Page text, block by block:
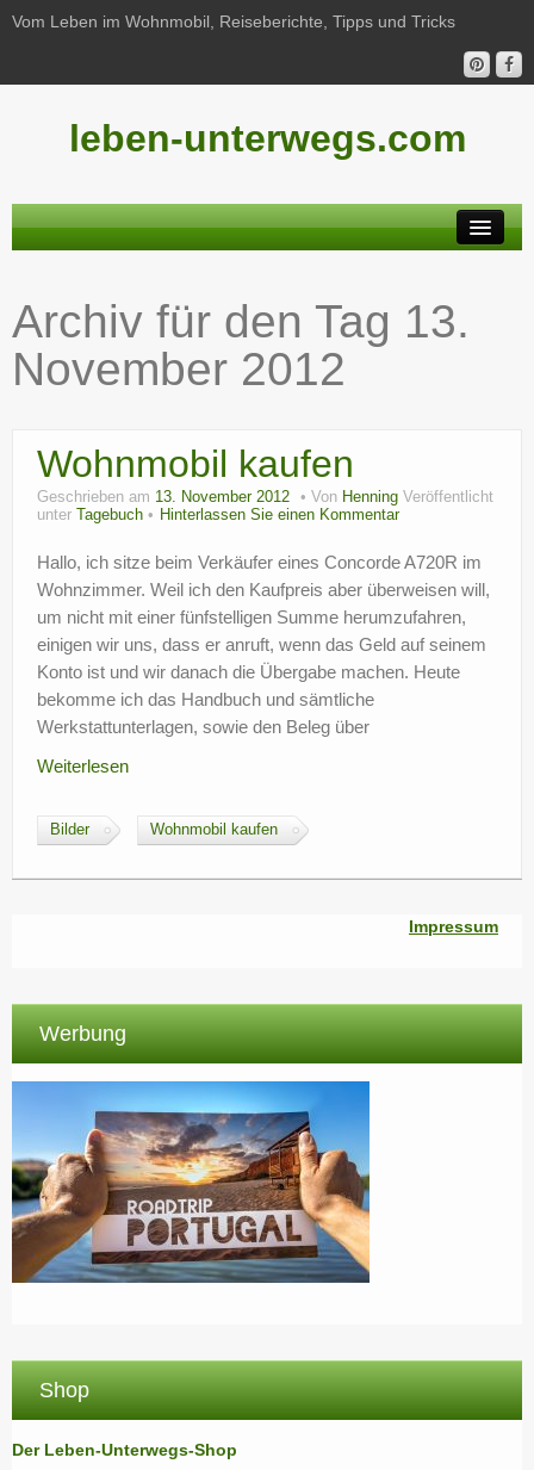
Vom Leben im Wohnmobil, Reiseberichte, Tipps und Tricks
leben-unterwegs.com
Reiseberichte
Unterwegs
Freizeit
Wohnmobil-Technik
?
Archiv für den Tag 13.
November 2012
Wohnmobil kaufen
Geschrieben am 13. November 2012 Von Henning Veröffentlicht
unter
Tagebuch Hinterlassen Sie einen Kommentar
Hallo, ich sitze beim Verkäufer eines Concorde A720R im
Wohnzimmer. Weil ich den Kaufpreis aber überweisen will,
um nicht mit einer fünfstelligen Summe herumzufahren,
einigen wir uns, dass er anruft, wenn das Geld auf seinem
Konto ist und wir danach die Übergabe machen. Heute
bekomme ich das Handbuch und sämtliche
Werkstattunterlagen, sowie den Beleg über
Weiterlesen
Bilder Wohnmobil kaufen
Impressum
Werbung
Shop
Der Leben-Unterwegs-Shop